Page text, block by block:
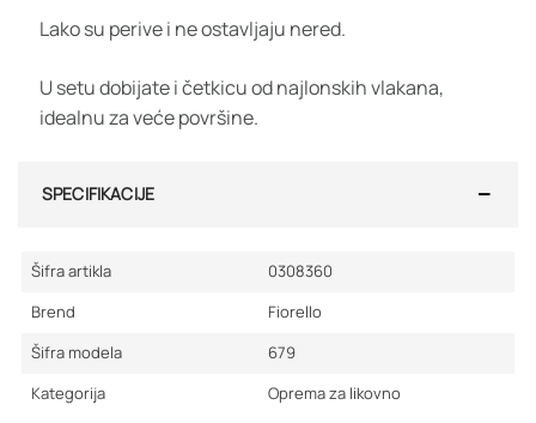
Lako su perive i ne ostavljaju nered.
U setu dobijate i četkicu od najlonskih vlakana,
idealnu za veće površine.
SPECIFIKACIJE
Šifra artikla
0308360
Brend
Fiorello
Šifra modela
679
Kategorija
Oprema za likovno